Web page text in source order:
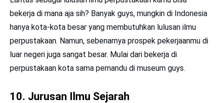
bekerja di mana aja sih? Banyak guys, mungkin di Indonesia
hanya kota-kota besar yang membutuhkan lulusan ilmu
perpustakaan. Namun, sebenarnya prospek pekerjaanmu di
luar negeri juga sangat besar. Mulai dari bekerja di
perpustakaan kota sama pemandu di museum guys.
10. Jurusan Ilmu Sejarah